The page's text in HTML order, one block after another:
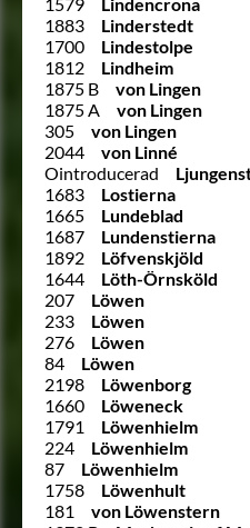
1883
Linderstedt
1700
Lindestolpe
1812
Lindheim
1875 B
von Lingen
1875 A
von Lingen
305
von Lingen
2044
von Linné
Ointroducerad
1683
Lostierna
1665
Lundeblad
1687
Lundenstierna
1892
Löfvenskjöld
1644
Löth-Örnsköld
207
Löwen
233
Löwen
276
Löwen
84
Löwen
2198
Löwenborg
1660
Löweneck
1791
Löwenhielm
224
Löwenhielm
87
Löwenhielm
1758
Löwenhult
181
von Löwenstern